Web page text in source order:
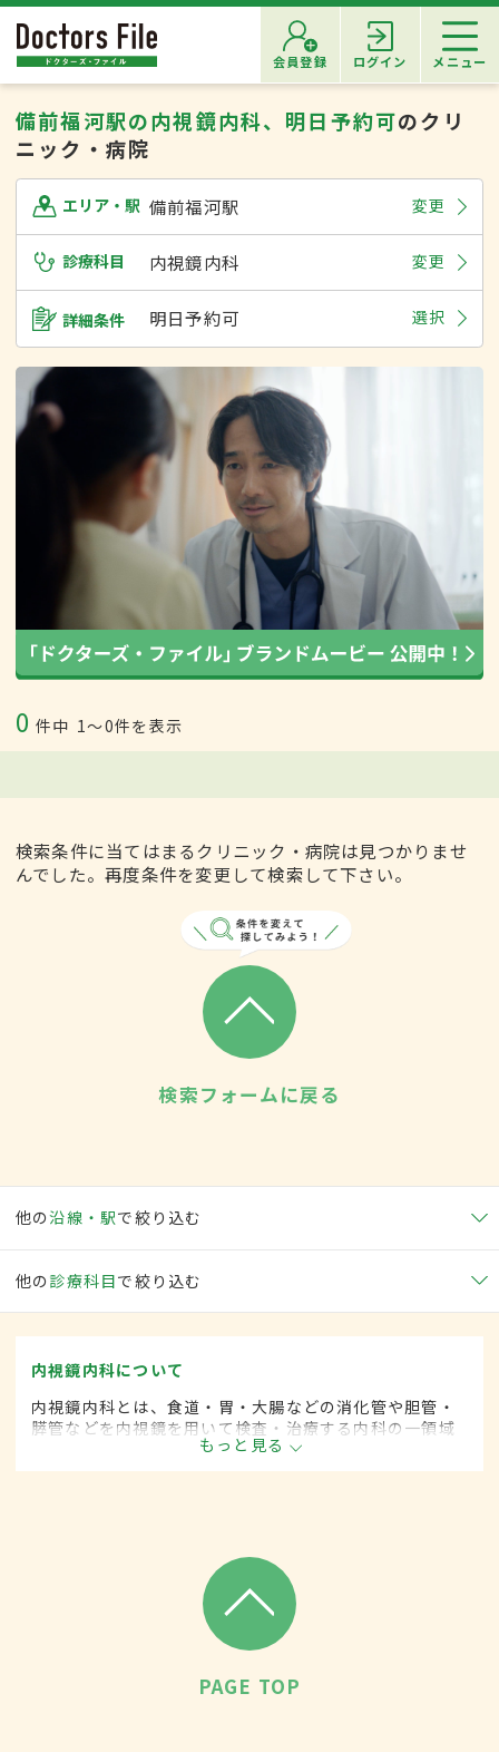
会員登録 ログイン メニュー
備前福河駅の内視鏡内科、明日予約可のクリ
ニック・病院
エリア・駅 備前福河駅 変更
診療科目 内視鏡内科 変更
詳細条件 明日予約可 選択
0 件中 1〜0件を表示
検索条件に当てはまるクリニック・病院は見つかりませ
んでした。再度条件を変更して検索して下さい。
検索フォームに戻る
他の沿線・駅で絞り込む
他の 診療科目で絞り込む
内視鏡内科について
内視鏡内科とは、食道・胃・大腸などの消化管や胆管・
膵管などを内視鏡を用いて検査・治療する内科の一領域
もっと見る
PAGE TOP